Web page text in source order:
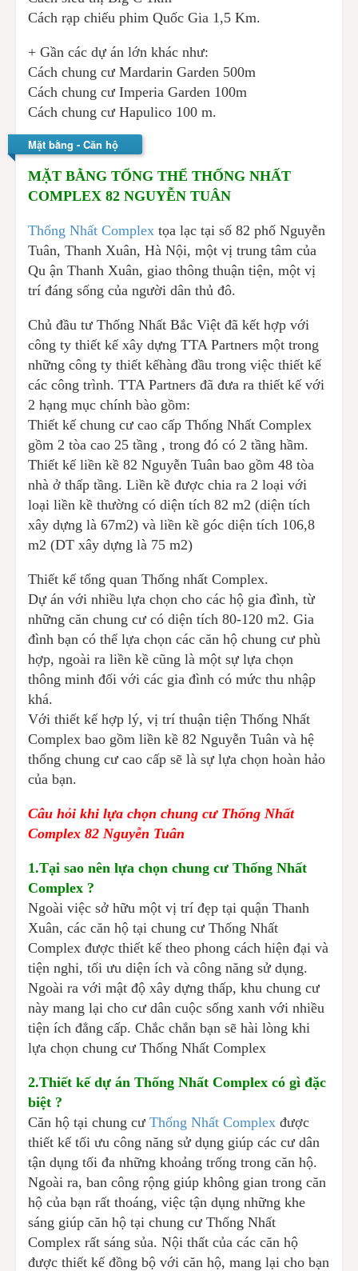
Cách rạp chiếu phim Quốc Gia 1,5 Km.
+ Gần các dự án lớn khác như:
Cách chung cư Mardarin Garden 500m
Cách chung cư Imperia Garden 100m
Cách chung cư Hapulico 100 m.
Mặt bằng - Căn hộ
MẶT BẰNG TỔNG THỂ THỐNG NHẤT
COMPLEX 82 NGUYỄN TUÂN
Thống Nhất Complex tọa lạc tại số 82 phố Nguyễn
Tuân, Thanh Xuân, Hà Nội, một vị trung tâm của
Qu ận Thanh Xuân, giao thông thuận tiện, một vị
trí đáng sống của người dân thủ đô.
Chủ đầu tư Thống Nhất Bắc Việt đã kết hợp với
công ty thiết kế xây dựng TTA Partners một trong
những công ty thiết kếhàng đầu trong việc thiết kế
các công trình. TTA Partners đã đưa ra thiết kế với
2 hạng mục chính bào gồm:
Thiết kế chung cư cao cấp Thống Nhất Complex
gồm 2 tòa cao 25 tầng , trong đó có 2 tầng hầm.
Thiết kế liền kề 82 Nguyễn Tuân bao gồm 48 tòa
nhà ở thấp tầng. Liền kề được chia ra 2 loại với
loại liền kề thường có diện tích 82 m2 (diện tích
xây dựng là 67m2) và liền kề góc diện tích 106,8
m2 (DT xây dựng là 75 m2)
Thiết kế tổng quan Thống nhất Complex.
Dự án với nhiều lựa chọn cho các hộ gia đình, từ
những căn chung cư có diện tích 80-120 m2. Gia
đình bạn có thể lựa chọn các căn hộ chung cư phù
hợp, ngoài ra liền kề cũng là một sự lựa chọn
thông minh đối với các gia đình có mức thu nhập
khá.
Với thiết kế hợp lý, vị trí thuận tiện Thống Nhất
Complex bao gồm liền kề 82 Nguyễn Tuân và hệ
thống chung cư cao cấp sẽ là sự lựa chọn hoàn hảo
của bạn.
Câu hỏi khi lựa chọn chung cư Thống Nhất
Complex 82 Nguyễn Tuân
1.Tại sao nên lựa chọn chung cư Thống Nhất
Complex ?
Ngoài việc sở hữu một vị trí đẹp tại quận Thanh
Xuân, các căn hộ tại chung cư Thống Nhất
Complex được thiết kế theo phong cách hiện đại và
tiện nghi, tối ưu diện ích và công năng sử dụng.
Ngoài ra với mật độ xây dựng thấp, khu chung cư
này mang lại cho cư dân cuộc sống xanh với nhiều
tiện ích đẳng cấp. Chắc chắn bạn sẽ hài lòng khi
lựa chọn chung cư Thống Nhất Complex
2.Thiết kế dự án Thống Nhất Complex có gì đặc
biệt ?
Căn hộ tại chung cưThống Nhất Complex được
thiết kế tối ưu công năng sử dụng giúp các cư dân
tận dụng tối đa những khoảng trống trong căn hộ.
Ngoài ra, ban công rộng giúp không gian trong căn
hộ của bạn rất thoáng, việc tận dụng những khe
sáng giúp căn hộ tại chung cư Thống Nhất
Complex rất sáng sủa. Nội thất của các căn hộ
được thiết kế đồng bộ với căn hộ, mang lại cho bạn